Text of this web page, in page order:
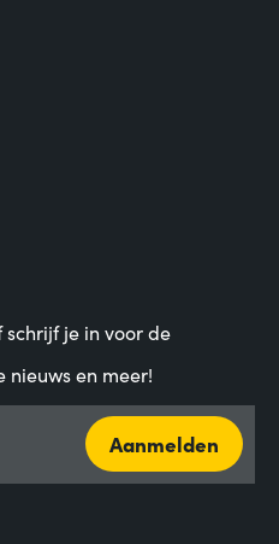
schrijf je in voor de
nieuws en meer!
Aanmelden